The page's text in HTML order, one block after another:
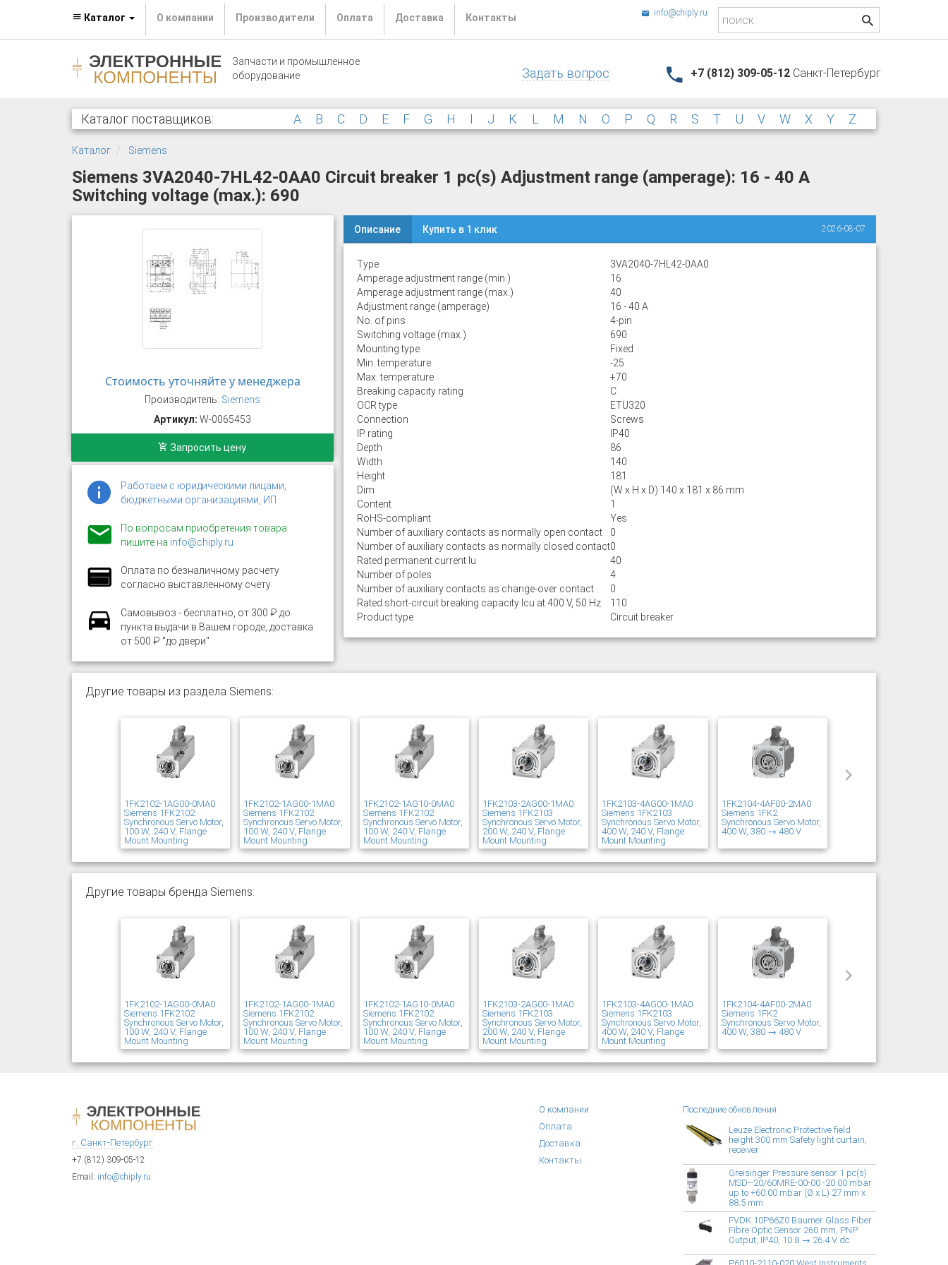
Каталог О компании Производители Оплата Доставка Контакты info@chiply.ru
Запчасти и промышленное
оборудование
Задать вопрос +7 (812) 309-05-12 Санкт-Петербург
Каталог поставщиков: A B C D E F G H I J K L M N O P Q R S T U VW XY Z
Каталог Siemens
Siemens 3VA2040-7HL42-0AA0 Circuit breaker 1 pc(s) Adjustment range (amperage): 16 - 40 A
Switching voltage (max.): 690
Стоимость уточняйте у менеджера
Производитель: Siemens
Артикул: W-0065453
Запросить цену
Работаем с юридическими лицами,
бюджетными организациями, ИП
По вопросам приобретения товара
пишите на info@chiply.ru
Оплата по безналичному расчету
согласно выставленному счету
Самовывоз - бесплатно, от 300 ₽ до
пункта выдачи в Вашем городе, доставка
от 500 ₽ "до двери"
Описание Купить в 1 клик 2026-08-07
Type
3VA2040-7HL42-0AA0
Amperage adjustment range (min.)
16
Amperage adjustment range (max.)
40
Adjustment range (amperage)
16 - 40 A
No. of pins
4-pin
Switching voltage (max.)
690
Mounting type
Fixed
Min. temperature
-25
Max. temperature
+70
Breaking capacity rating
C
OCR type
ETU320
Connection
Screws
IP rating
IP40
Depth
86
Width
140
Height
181
Dim
(W x H x D) 140 x 181 x 86 mm
Content
1
RoHS-compliant
Yes
Number of auxiliary contacts as normally open contact
0
Number of auxiliary contacts as normally closed contact0
Rated permanent current Iu
40
Number of poles
4
Number of auxiliary contacts as change-over contact
0
Rated short-circuit breaking capacity lcu at 400 V, 50 Hz
110
Product type
Circuit breaker
Другие товары из раздела Siemens:
1FK2102-1AG00-0MA0
Siemens 1FK2102
Synchronous Servo Motor,
100 W, 240 V, Flange
Mount Mounting
1FK2102-1AG00-1MA0
Siemens 1FK2102
Synchronous Servo Motor,
100 W, 240 V, Flange
Mount Mounting
1FK2102-1AG10-0MA0
Siemens 1FK2102
Synchronous Servo Motor,
100 W, 240 V, Flange
Mount Mounting
1FK2103-2AG00-1MA0
Siemens 1FK2103
Synchronous Servo Motor,
200 W, 240 V, Flange
Mount Mounting
1FK2103-4AG00-1MA0
Siemens 1FK2103
Synchronous Servo Motor,
400 W, 240 V, Flange
Mount Mounting
1FK2104-4AF00-2MA0
Siemens 1FK2
Synchronous Servo Motor,
400 W, 380 → 480 V
Другие товары бренда Siemens:
1FK2102-1AG00-0MA0
Siemens 1FK2102
Synchronous Servo Motor,
100 W, 240 V, Flange
Mount Mounting
1FK2102-1AG00-1MA0
Siemens 1FK2102
Synchronous Servo Motor,
100 W, 240 V, Flange
Mount Mounting
1FK2102-1AG10-0MA0
Siemens 1FK2102
Synchronous Servo Motor,
100 W, 240 V, Flange
Mount Mounting
1FK2103-2AG00-1MA0
Siemens 1FK2103
Synchronous Servo Motor,
200 W, 240 V, Flange
Mount Mounting
1FK2103-4AG00-1MA0
Siemens 1FK2103
Synchronous Servo Motor,
400 W, 240 V, Flange
Mount Mounting
1FK2104-4AF00-2MA0
Siemens 1FK2
Synchronous Servo Motor,
400 W, 380 → 480 V
г. Санкт-Петербург
+7 (812) 309-05-12
Email: info@chiply.ru
О компании
Оплата
Доставка
Контакты
Последние обновления:
Leuze Electronic Protective field
height 300 mm Safety light curtain,
receiver
Greisinger Pressure sensor 1 pc(s)
MSD--20/60MRE-00-00 -20.00 mbar
up to +60.00 mbar (Ø x L) 27 mm x
88.5 mm
FVDK 10P66Z0 Baumer Glass Fiber
Fibre Optic Sensor 260 mm, PNP
Output, IP40, 10.8 → 26.4 V dc